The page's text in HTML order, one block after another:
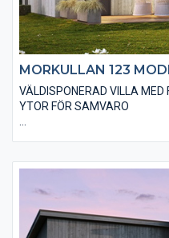
MORKULLAN 123
VÄLDISPONERAD VILLA MED
YTOR FÖR SAMVARO
utan större takutsprång som
fönsterfoder och
materialval för att ge huset